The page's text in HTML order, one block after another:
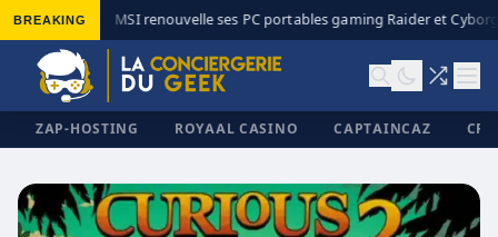
BREAKING MSI renouvelle ses PC portables gaming Raider et
ZAP-HOSTING ROYAAL CASINO CAPTAINCAZ